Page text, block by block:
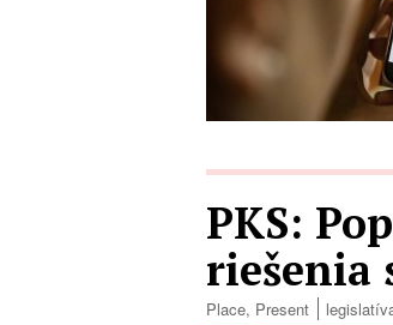
PKS:
riešenia
Place, Present